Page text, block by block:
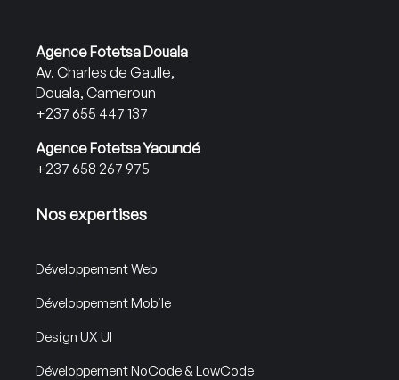
Agence Fotetsa Douala
Av. Charles de Gaulle,
Douala, Cameroun
+237 655 447 137
Agence Fotetsa Yaoundé
+237 658 267 975
Nos expertises
Développement Web
Développement Mobile
Design UX UI
Développement NoCode & LowCode